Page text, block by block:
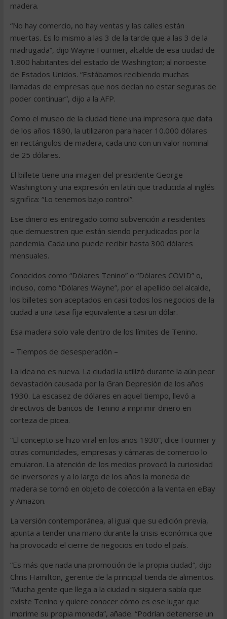
madera.
“No hay comercio, no hay ventas y las calles están
muertas. Es lo mismo a las 3 de la tarde que a las 3 de la
madrugada”, dijo Wayne Fournier, alcalde de esa ciudad de
1.800 habitantes del estado de Washington; al noroeste
de Estados Unidos. “Estábamos recibiendo muchas
llamadas de empresas que nos decían no estar seguras de
poder continuar”, dijo a la AFP.
Como el museo de la ciudad tiene una impresora que data
de los años 1890, la utilizaron para hacer 10.000 dólares
en rectángulos de madera, cada uno con un valor nominal
de 25 dólares.
El billete tiene una imagen del presidente George
Washington y una expresión en latín que traducida al inglés
significa: “Lo tenemos bajo control”.
Ese dinero es entregado como subvención a residentes
que demuestren que están siendo perjudicados por la
pandemia. Cada uno puede recibir hasta 300 dólares
mensuales.
Conocidos como “Dólares Tenino” o “Dólares COVID” o,
incluso, como “Dólares Wayne”, por el apellido del alcalde,
los billetes son aceptados en casi todos los negocios de la
ciudad a una tasa fija equivalente a casi un dólar.
Esa madera solo vale dentro de los límites de Tenino.
– Tiempos de desesperación –
La idea no es nueva. La ciudad la utilizó durante la aún peor
devastación causada por la Gran Depresión de los años
1930. La escasez de dólares en aquel tiempo, llevó a
directivos de bancos de Tenino a imprimir dinero en
corteza de picea.
“El concepto se hizo viral en los años 1930”, dice Fournier y
otras comunidades, empresas y cámaras de comercio lo
emularon. La atención de los medios provocó la curiosidad
de inversores y a lo largo de los años la moneda de
madera se tornó en objeto de colección a la venta en eBay
y Amazon.
La versión contemporánea, al igual que su edición previa,
apunta a tender una mano durante la crisis económica que
ha provocado el cierre de negocios en todo el país.
“Es más que nada una promoción de la propia ciudad”, dijo
Chris Hamilton, gerente de la principal tienda de alimentos.
“Mucha gente que llega a la ciudad ni siquiera sabía que
existe Tenino y quiere conocer cómo es ese lugar que
imprime su propia moneda”, añade. “Podrían detenerse un